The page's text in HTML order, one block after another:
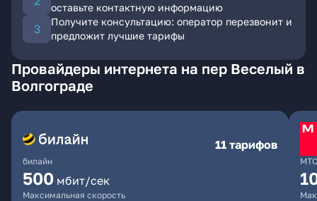
оставьте контактную информацию
Получите консультацию: оператор перезвонит и
предложит лучшие тарифы
Провайдеры интернета на пер Веселый в
Волгограде
билайн
11 тарифов
500 мбит/сек
Максимальная скорость
МТС